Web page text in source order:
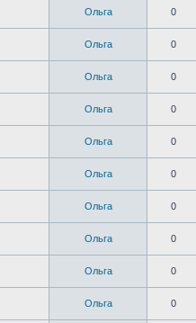
Ольга 0
Ольга 0
Ольга 0
Ольга 0
Ольга 0
Ольга 0
Ольга 0
Ольга 0
Ольга 0
Ольга 0